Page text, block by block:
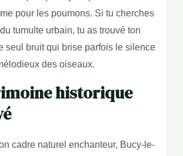
pour les poumons. Si tu cherches
tumulte urbain, tu as trouvé ton
seul bruit qui brise parfois le silence
des oiseaux.
historique
cadre naturel enchanteur, Bucy-le-